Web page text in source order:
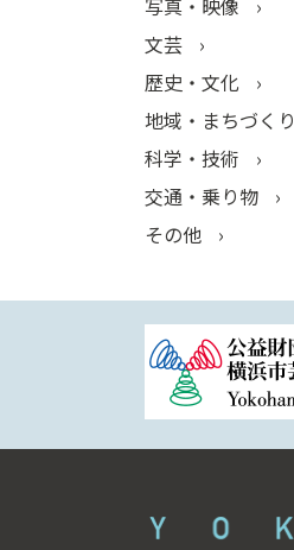
写真・映像
文芸
歴史・文化
地域・まちづくり
科学・技術
交通・乗り物
その他